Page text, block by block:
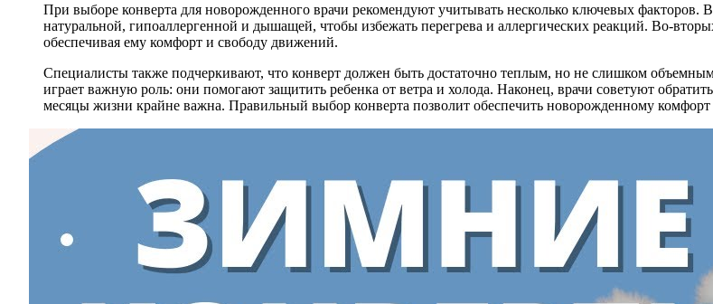
При выборе конверта для новорожденного врачи рекомендуют учитывать несколько ключевых факторов.
натуральной, гипоаллергенной и дышащей, чтобы избежать перегрева и аллергических реакций. Во-
обеспечивая ему комфорт и свободу движений.
Специалисты также подчеркивают, что конверт должен быть достаточно теплым, но не слишком
играет важную роль: они помогают защитить ребенка от ветра и холода. Наконец, врачи советуют
месяцы жизни крайне важна. Правильный выбор конверта позволит обеспечить новорожденному комфорт